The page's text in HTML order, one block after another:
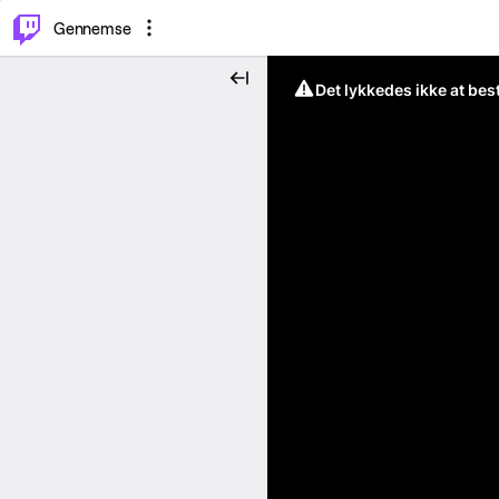
Gennemse
Det lykkedes ikke at